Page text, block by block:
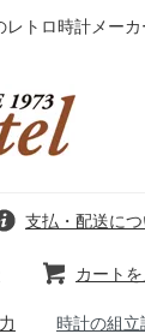
レトロ時計メー
支払・配送に
カートを
時計の組